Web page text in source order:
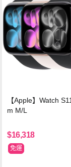
【Apple】Watch
m M/L
$16,318
免運